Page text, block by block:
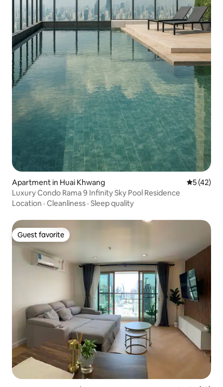
Apartment in Huai Khwang 5 out of 5
5 (42)
Luxury Condo Rama 9 Infinity Sky Pool Residence
Location · Cleanliness · Sleep quality
Guest favorite
Guest favorite